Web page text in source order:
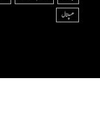
ھسپتال